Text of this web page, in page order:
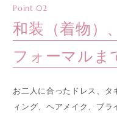
Point 02
和装（着物）
フォーマルま
お二人に合ったドレス、タ
ィング、ヘアメイク、ブ